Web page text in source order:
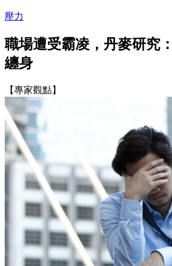
壓力
職場遭受霸凌，丹麥研究
纏身
【專家觀點】